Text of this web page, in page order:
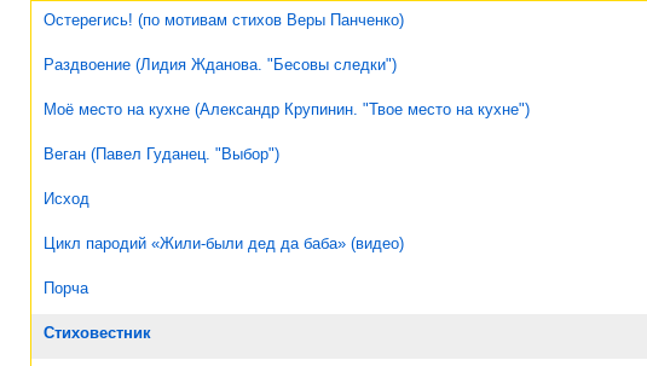
Остерегись! (по мотивам стихов Веры Панченко)
Раздвоение (Лидия Жданова. "Бесовы следки")
Моё место на кухне (Александр Крупинин. "Твое место на кухне")
Веган (Павел Гуданец. "Выбор")
Исход
Цикл пародий «Жили-были дед да баба» (видео)
Порча
Стиховестник